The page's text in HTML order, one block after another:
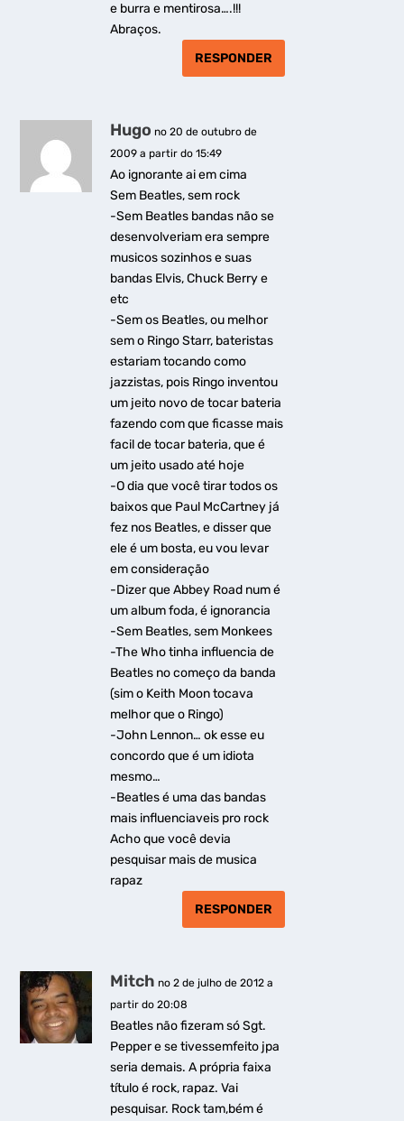
e burra e mentirosa….!!!
Abraços.
RESPONDER
Hugo no 20 de outubro de
2009 a partir do 15:49
Ao ignorante ai em cima
Sem Beatles, sem rock
-Sem Beatles bandas não se
desenvolveriam era sempre
musicos sozinhos e suas
bandas Elvis, Chuck Berry e
etc
-Sem os Beatles, ou melhor
sem o Ringo Starr, bateristas
estariam tocando como
jazzistas, pois Ringo inventou
um jeito novo de tocar bateria
fazendo com que ficasse mais
facil de tocar bateria, que é
um jeito usado até hoje
-O dia que você tirar todos os
baixos que Paul McCartney já
fez nos Beatles, e disser que
ele é um bosta, eu vou levar
em consideração
-Dizer que Abbey Road num é
um album foda, é ignorancia
-Sem Beatles, sem Monkees
-The Who tinha influencia de
Beatles no começo da banda
(sim o Keith Moon tocava
melhor que o Ringo)
-John Lennon… ok esse eu
concordo que é um idiota
mesmo…
-Beatles é uma das bandas
mais influenciaveis pro rock
Acho que você devia
pesquisar mais de musica
rapaz
RESPONDER
Mitch no 2 de julho de 2012 a
partir do 20:08
Beatles não fizeram só Sgt.
Pepper e se tivessemfeito jpa
seria demais. A própria faixa
título é rock, rapaz. Vai
pesquisar. Rock tam,bém é